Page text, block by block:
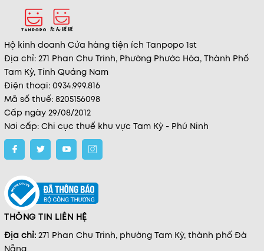
Hộ kinh doanh Cửa hàng tiện ích Tanpopo 1st
Địa chỉ: 271 Phan Chu Trinh, Phường Phước Hòa, Thành Phố
Tam Kỳ, Tỉnh Quảng Nam
Điện thoại: 0934.999.816
Mã số thuế: 8205156098
Cấp ngày 29/08/2012
Nơi cấp: Chi cục thuế khu vực Tam Kỳ - Phú Ninh
THÔNG TIN LIÊN HỆ
Địa chỉ: 271 Phan Chu Trinh, phường Tam Kỳ, thành phố Đà